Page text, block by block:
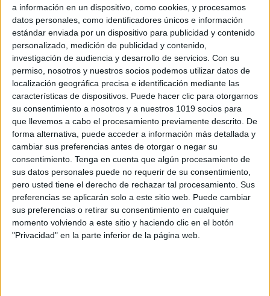
a información en un dispositivo, como cookies, y procesamos
datos personales, como identificadores únicos e información
estándar enviada por un dispositivo para publicidad y contenido
personalizado, medición de publicidad y contenido,
investigación de audiencia y desarrollo de servicios. Con su
permiso, nosotros y nuestros socios podemos utilizar datos de
localización geográfica precisa e identificación mediante las
características de dispositivos. Puede hacer clic para otorgarnos
su consentimiento a nosotros y a nuestros 1019 socios para
que llevemos a cabo el procesamiento previamente descrito. De
forma alternativa, puede acceder a información más detallada y
cambiar sus preferencias antes de otorgar o negar su
consentimiento. Tenga en cuenta que algún procesamiento de
sus datos personales puede no requerir de su consentimiento,
pero usted tiene el derecho de rechazar tal procesamiento. Sus
preferencias se aplicarán solo a este sitio web. Puede cambiar
sus preferencias o retirar su consentimiento en cualquier
momento volviendo a este sitio y haciendo clic en el botón
"Privacidad" en la parte inferior de la página web.
¿Cómo jugamos?
Buscar dos cartas en línea con las mismas
características: color-letraimagen.
Completar con una de las cartas, horizontal, vertical
o diagonal.
Colocamos nueve cartas boca arriba, en tres filas de
tres cartas.